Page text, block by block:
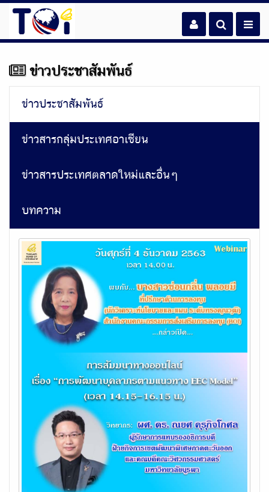
ข่าวประชาสัมพันธ์
ข่าวประชาสัมพันธ์
ข่าวสารกลุ่มประเทศอาเซียน
ข่าวสารประเทศตลาดใหม่และอื่นๆ
บทความ